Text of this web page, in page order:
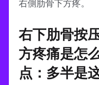
右側肋骨下方疼。
右下肋骨按
方疼痛是怎
点：多半是